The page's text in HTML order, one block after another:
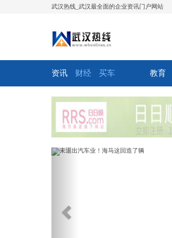
武汉热线_武汉最全面的企业资讯门户网站
资讯 财经 买车 教育
Previous